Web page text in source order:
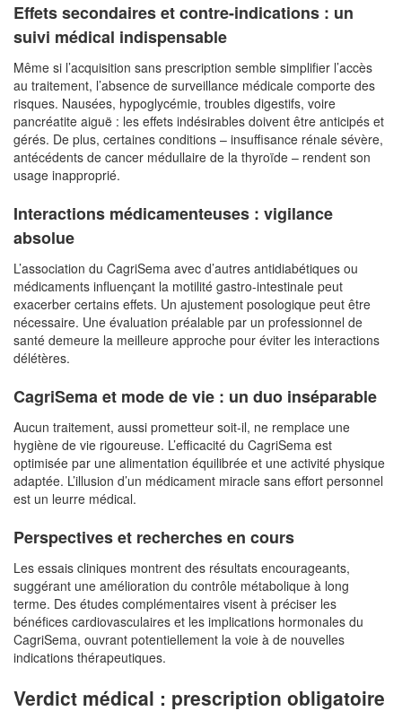
Effets secondaires et contre-indications : un
suivi médical indispensable
Même si l’acquisition sans prescription semble simplifier l’accès
au traitement, l’absence de surveillance médicale comporte des
risques. Nausées, hypoglycémie, troubles digestifs, voire
pancréatite aiguë : les effets indésirables doivent être anticipés et
gérés. De plus, certaines conditions – insuffisance rénale sévère,
antécédents de cancer médullaire de la thyroïde – rendent son
usage inapproprié.
Interactions médicamenteuses : vigilance
absolue
L’association du CagriSema avec d’autres antidiabétiques ou
médicaments influençant la motilité gastro-intestinale peut
exacerber certains effets. Un ajustement posologique peut être
nécessaire. Une évaluation préalable par un professionnel de
santé demeure la meilleure approche pour éviter les interactions
délétères.
CagriSema et mode de vie : un duo inséparable
Aucun traitement, aussi prometteur soit-il, ne remplace une
hygiène de vie rigoureuse. L’efficacité du CagriSema est
optimisée par une alimentation équilibrée et une activité physique
adaptée. L’illusion d’un médicament miracle sans effort personnel
est un leurre médical.
Perspectives et recherches en cours
Les essais cliniques montrent des résultats encourageants,
suggérant une amélioration du contrôle métabolique à long
terme. Des études complémentaires visent à préciser les
bénéfices cardiovasculaires et les implications hormonales du
CagriSema, ouvrant potentiellement la voie à de nouvelles
indications thérapeutiques.
Verdict médical : prescription obligatoire